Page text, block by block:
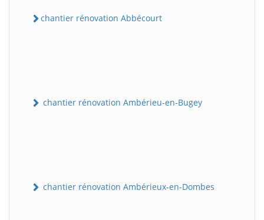
chantier rénovation Abbécourt
chantier rénovation Ambérieu-en-Bugey
chantier rénovation Ambérieux-en-Dombes